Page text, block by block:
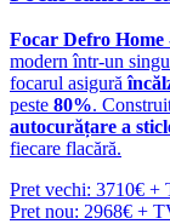
Focar Defro
modern într-un
focarul asigură
peste 80%.
autocurățare a
fiecare flacără.
Pret vechi: 3710€ +
Pret nou: 2968€ +